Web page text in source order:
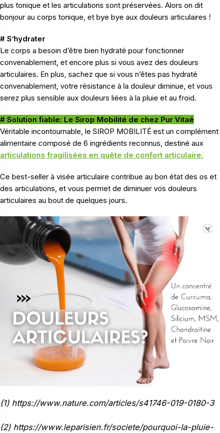
plus tonique et les articulations sont préservées. Alors on dit
bonjour au corps tonique, et bye bye aux douleurs articulaires !
# S’hydrater
Le corps a besoin d’être bien hydraté pour fonctionner
convenablement, et encore plus si vous avez des douleurs
articulaires. En plus, sachez que si vous n’êtes pas hydraté
convenablement, votre résistance à la douleur diminue, et vous
serez plus sensible aux douleurs liées à la pluie et au froid.
# Solution fiable: Le Sirop Mobilité de chez Pur Vitaé
Véritable incontournable, le SIROP MOBILITÉ est un complément
alimentaire composé de 6 ingrédients reconnus, destiné aux
articulations fragilisées en quête de confort articulaire.
Ce best-seller à visée articulaire contribue au bon état des os et
des articulations, et vous permet de diminuer vos douleurs
articulaires au bout de quelques jours.
(1) https://www.nature.com/articles/s41746-019-0180-3
(2) https://www.leparisien.fr/societe/pourquoi-la-pluie-